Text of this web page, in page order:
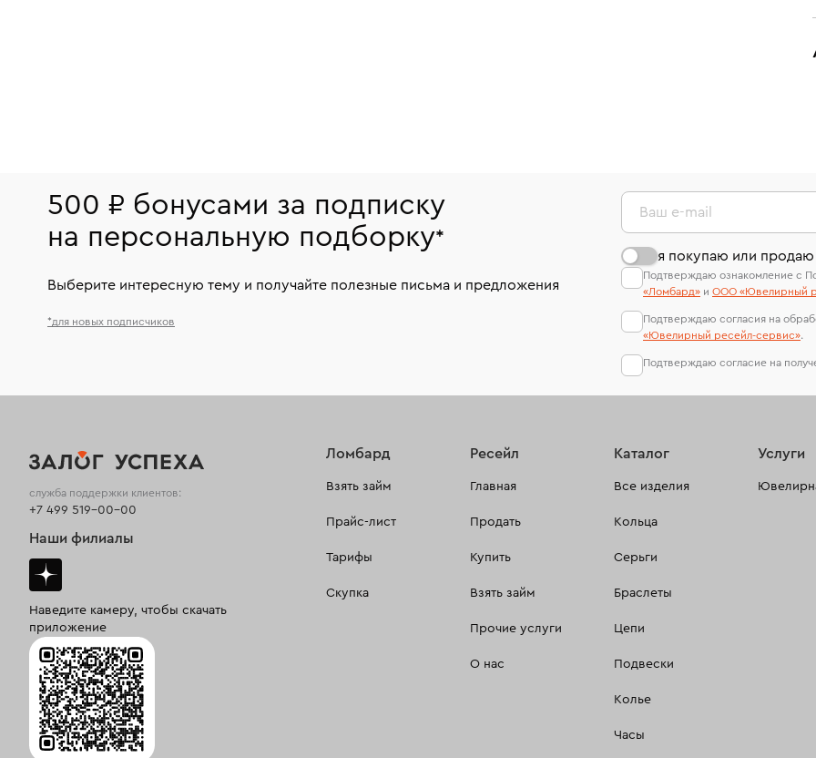
500 ₽ бонусами за подписку
на персональную подборку*
Выберите интересную тему и получайте полезные письма и предложения
*для новых подписчиков
Ваш e-mail
я покупаю или
Подтверждаю ознакомление с
«Ломбард» и ООО «Ювелирный
Подтверждаю согласия на
«Ювелирный ресейл-сервиc».
Подтверждаю согласие на
Ломбард
Взять займ
Прайс-лист
Тарифы
Скупка
Ресейл
Главная
Продать
Купить
Взять займ
Прочие услуги
О нас
Каталог
Все изделия
Кольца
Серьги
Браслеты
Цепи
Подвески
Колье
Часы
Услуги
служба поддержки клиентов:
+7 499 519-00-00
Наши филиалы
Наведите камеру, чтобы скачать
приложение